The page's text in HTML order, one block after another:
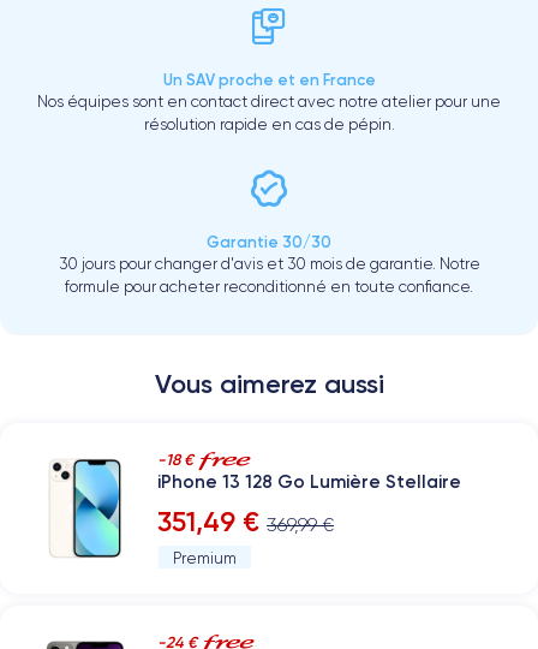
Un SAV proche et en France
Nos équipes sont en contact direct avec notre atelier pour une
résolution rapide en cas de pépin.
Garantie 30/30
30 jours pour changer d'avis et 30 mois de garantie. Notre
formule pour acheter reconditionné en toute confiance.
Vous aimerez aussi
-18 €
iPhone 13 128 Go Lumière Stellaire
351,49 € 369,99 €
Premium
-24 €